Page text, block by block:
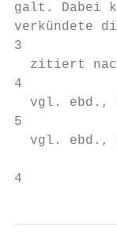
galt. Dabei
verkündete
3
zitiert
4
vgl. ebd.,
5
vgl. ebd.,
4